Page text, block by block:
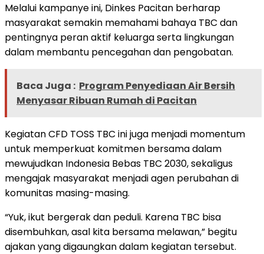
Melalui kampanye ini, Dinkes Pacitan berharap
masyarakat semakin memahami bahaya TBC dan
pentingnya peran aktif keluarga serta lingkungan
dalam membantu pencegahan dan pengobatan.
Baca Juga : Program Penyediaan Air Bersih
Menyasar Ribuan Rumah di Pacitan
Kegiatan CFD TOSS TBC ini juga menjadi momentum
untuk memperkuat komitmen bersama dalam
mewujudkan Indonesia Bebas TBC 2030, sekaligus
mengajak masyarakat menjadi agen perubahan di
komunitas masing-masing.
“Yuk, ikut bergerak dan peduli. Karena TBC bisa
disembuhkan, asal kita bersama melawan,” begitu
ajakan yang digaungkan dalam kegiatan tersebut.